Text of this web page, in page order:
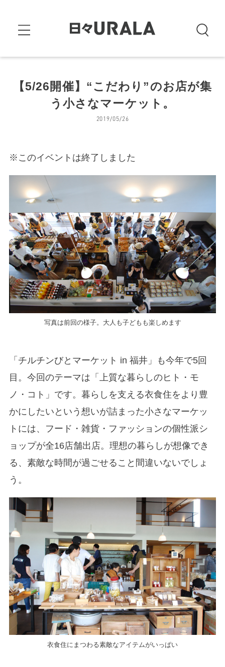
【5/26開催】“こだわり”のお店が集
う小さなマーケット。
2019/05/26
※このイベントは終了しました
写真は前回の様子。大人も子どもも楽しめます
「チルチンびとマーケット in 福井」も今年で5回
目。今回のテーマは「上質な暮らしのヒト・モ
ノ・コト」です。暮らしを支える衣食住をより豊
かにしたいという想いが詰まった小さなマーケッ
トには、フード・雑貨・ファッションの個性派シ
ョップが全16店舗出店。理想の暮らしが想像でき
る、素敵な時間が過ごせること間違いないでしょ
う。
衣食住にまつわる素敵なアイテムがいっぱい